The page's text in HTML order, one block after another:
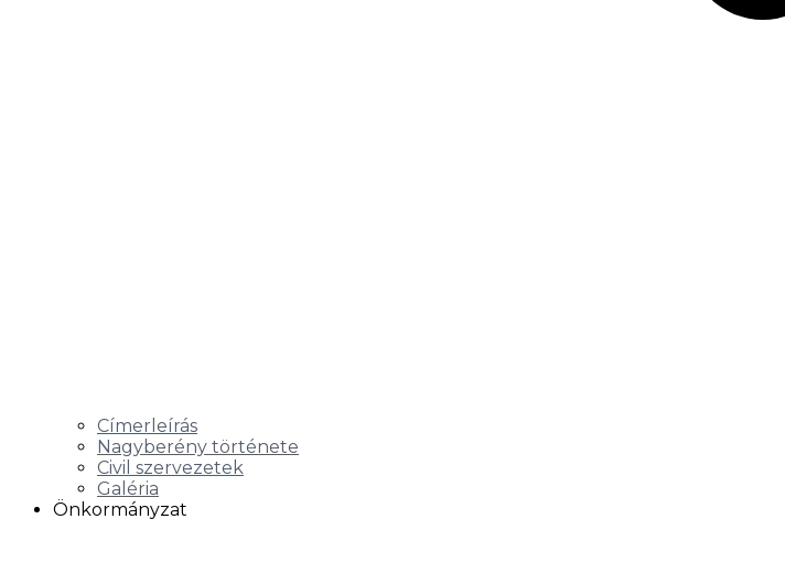
Címerleírás
Nagyberény története
Civil szervezetek
Galéria
Önkormányzat